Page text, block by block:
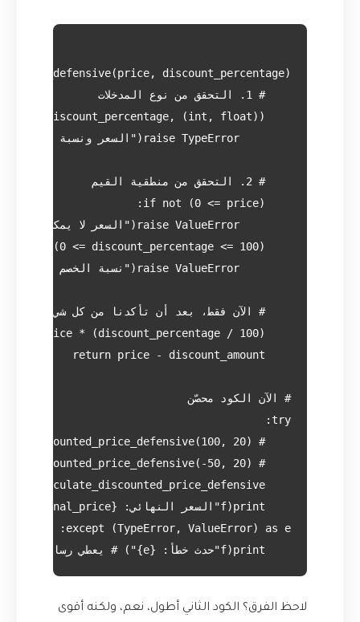
لاحظ الفرق؟ الكود الثاني أطول، نعم، ولكنه أقوى